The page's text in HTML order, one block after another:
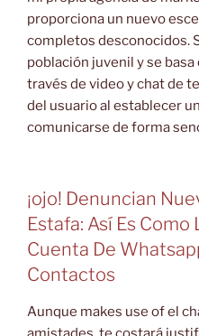
proporciona un nuevo
completos desconocidos.
población juvenil y se
través de video y chat de
del usuario al establecer
comunicarse de forma
¡ojo! Denuncian
Estafa: Así Es
Cuenta De
Contactos
Aunque makes use of el